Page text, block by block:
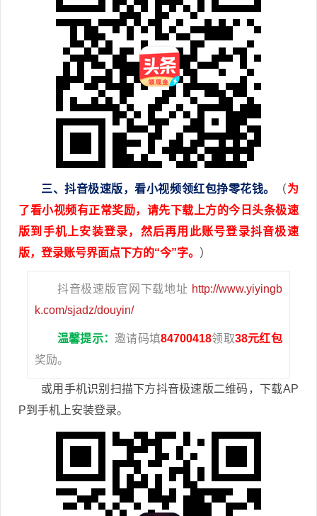
三、抖音极速版，看小视频领红包挣零花钱。 （为
了看小视频有正常奖励，请先下载上方的今日头条极速
版到手机上安装登录，然后再用此账号登录抖音极速
版，登录账号界面点下方的“今”字。 ）
抖音极速版官网下载地址 http://www.yiyingb
k.com/sjadz/douyin/
温馨提示：邀请码填84700418领取38元红包
奖励。
或用手机识别扫描下方抖音极速版二维码，下载AP
P到手机上安装登录。